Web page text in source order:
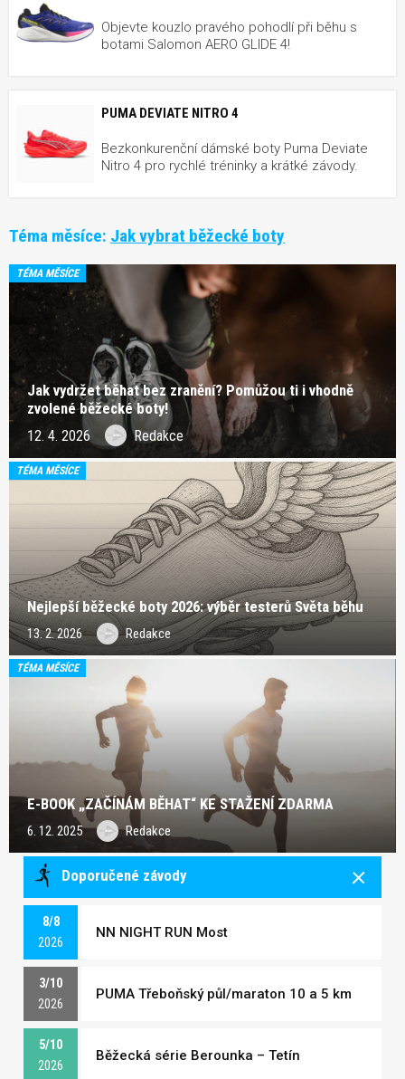
Objevte kouzlo pravého pohodlí při běhu s
botami Salomon AERO GLIDE 4!
PUMA DEVIATE NITRO 4
Bezkonkurenční dámské boty Puma Deviate
Nitro 4 pro rychlé tréninky a krátké závody.
Téma měsíce: Jak vybrat běžecké boty
TÉMA MĚSÍCE
Jak vydržet běhat bez zranění? Pomůžou ti i vhodně
zvolené běžecké boty!
12. 4. 2026 Redakce
TÉMA MĚSÍCE
Nejlepší běžecké boty 2026: výběr testerů Světa běhu
13. 2. 2026 Redakce
TÉMA MĚSÍCE
E-BOOK „ZAČÍNÁM BĚHAT“ KE STAŽENÍ ZDARMA
6. 12. 2025 Redakce
Doporučené závody
8/8
2026
NN NIGHT RUN Most
3/10
2026
PUMA Třeboňský půl/maraton 10 a 5 km
5/10
2026
Běžecká série Berounka – Tetín